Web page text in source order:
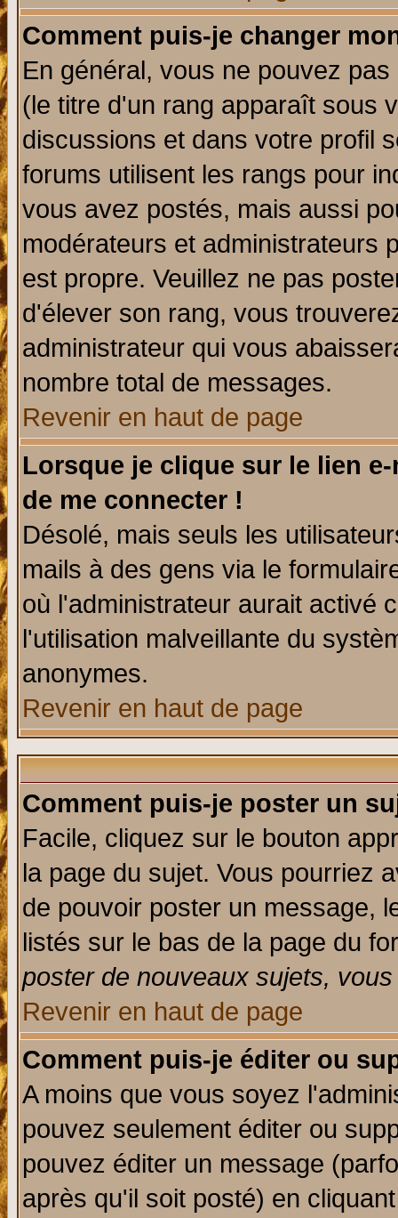
Comment puis-je changer
En général, vous ne pouvez
(le titre d'un rang apparaît sous
discussions et dans votre profil
forums utilisent les rangs pour
vous avez postés, mais aussi
modérateurs et administrateurs
est propre. Veuillez ne pas
d'élever son rang, vous
administrateur qui vous
nombre total de messages.
Revenir en haut de page
Lorsque je clique sur le lien
de me connecter !
Désolé, mais seuls les
mails à des gens via le
où l'administrateur aurait activé
l'utilisation malveillante du
anonymes.
Revenir en haut de page
Comment puis-je poster un
Facile, cliquez sur le bouton
la page du sujet. Vous pourriez
de pouvoir poster un message,
listés sur le bas de la page du
poster de nouveaux sujets,
Revenir en haut de page
Comment puis-je éditer ou
A moins que vous soyez
pouvez seulement éditer ou
pouvez éditer un message
après qu'il soit posté) en